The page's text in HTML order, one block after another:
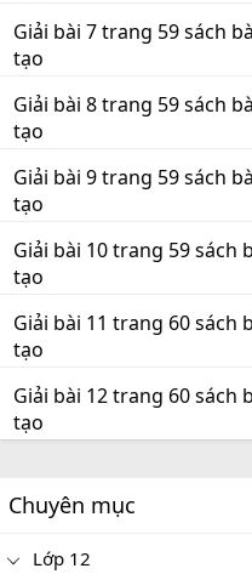
Giải bài 7 trang 59 sách
tạo
Giải bài 8 trang 59 sách
tạo
Giải bài 9 trang 59 sách
tạo
Giải bài 10 trang 59 sách
tạo
Giải bài 11 trang 60 sách
tạo
Giải bài 12 trang 60 sách
tạo
Chuyên mục
Lớp 12